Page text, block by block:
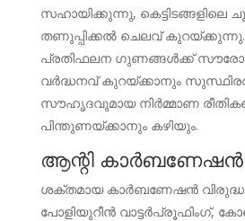
സഹായിക്കുന്നു, കെട്ടിടങ്ങളിലെ
തണുപ്പിക്കൽ ചെലവ്
പ്രതിഫലന ഗുണങ്ങൾക്ക്
വർദ്ധനവ് കുറയ്ക്കാനും
സൗഹൃദവുമായ നിർമ്മാണ
പിന്തുണയ്ക്കാനും കഴിയും.
ആന്റി കാർബണേഷൻ
ശക്തമായ കാർബണേഷൻ
പോളിയുറീൻ വാട്ടർപ്രൂഫിംഗ്,